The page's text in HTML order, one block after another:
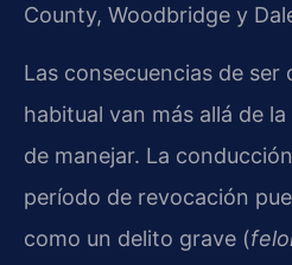
County, Woodbridge y
Las consecuencias de
habitual van más allá de
de manejar. La
período de revocación
como un delito grave (